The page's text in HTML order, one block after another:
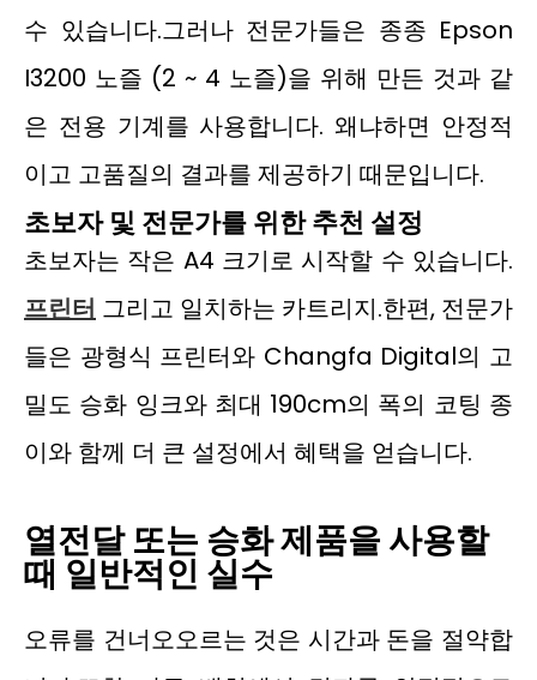
수 있습니다.그러나 전문가들은 종종 Epson
I3200 노즐 (2 ~ 4 노즐)을 위해 만든 것과 같
은 전용 기계를 사용합니다. 왜냐하면 안정적
이고 고품질의 결과를 제공하기 때문입니다.
초보자 및 전문가를 위한 추천 설정
초보자는 작은 A4 크기로 시작할 수 있습니다.
프린터 그리고 일치하는 카트리지.한편, 전문가
들은 광형식 프린터와 Changfa Digital의 고
밀도 승화 잉크와 최대 190cm의 폭의 코팅 종
이와 함께 더 큰 설정에서 혜택을 얻습니다.
열전달 또는 승화 제품을 사용할
때 일반적인 실수
오류를 건너오오르는 것은 시간과 돈을 절약합